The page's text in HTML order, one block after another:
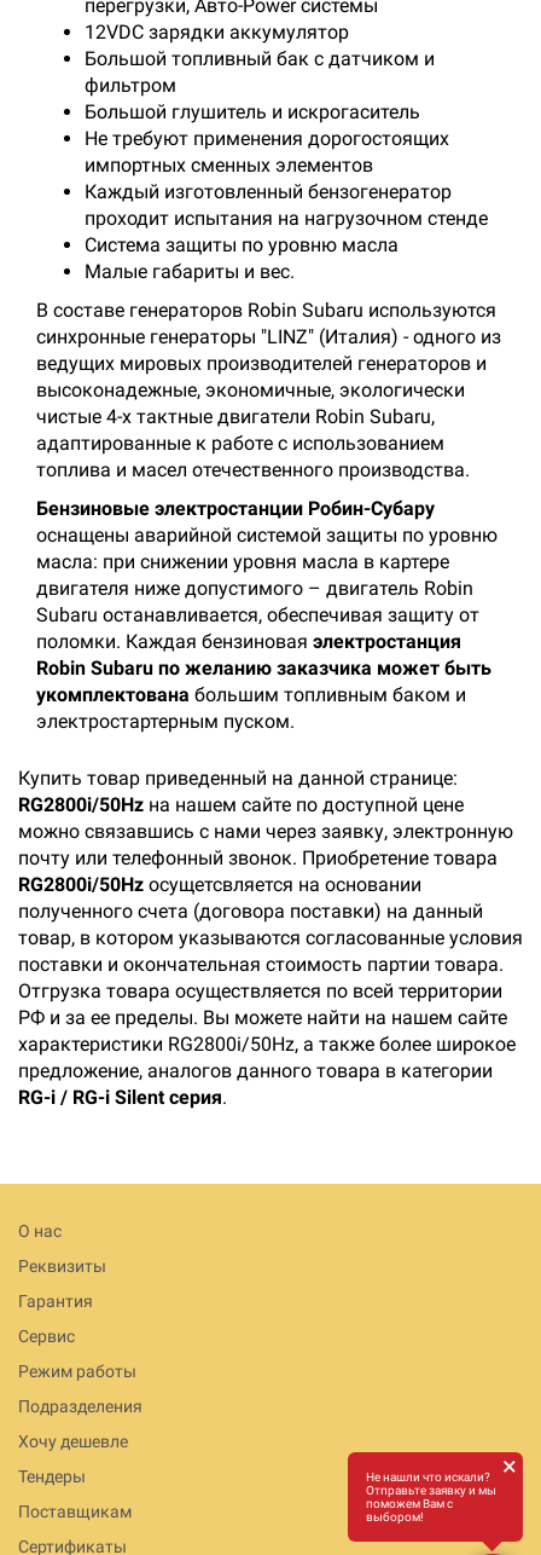
перегрузки, Авто-Power системы
12VDC зарядки аккумулятор
Большой топливный бак с датчиком и
фильтром
Большой глушитель и искрогаситель
Не требуют применения дорогостоящих
импортных сменных элементов
Каждый изготовленный бензогенератор
проходит испытания на нагрузочном стенде
Система защиты по уровню масла
Малые габариты и вес.
В составе генераторов Robin Subaru используются
синхронные генераторы "LINZ" (Италия) - одного из
ведущих мировых производителей генераторов и
высоконадежные, экономичные, экологически
чистые 4-х тактные двигатели Robin Subaru,
адаптированные к работе с использованием
топлива и масел отечественного производства.
Бензиновые электростанции Робин-Субару
оснащены аварийной системой защиты по уровню
масла: при снижении уровня масла в картере
двигателя ниже допустимого – двигатель Robin
Subaru останавливается, обеспечивая защиту от
поломки. Каждая бензиновая электростанция
Robin Subaru по желанию заказчика может быть
укомплектована большим топливным баком и
электростартерным пуском.
Купить товар приведенный на данной странице:
RG2800i/50Hz на нашем сайте по доступной цене
можно связавшись с нами через заявку, электронную
почту или телефонный звонок. Приобретение товара
RG2800i/50Hz осущетсвляется на основании
полученного счета (договора поставки) на данный
товар, в котором указываются согласованные условия
поставки и окончательная стоимость партии товара.
Отгрузка товара осуществляется по всей территории
РФ и за ее пределы. Вы можете найти на нашем сайте
характеристики RG2800i/50Hz, а также более широкое
предложение, аналогов данного товара в категории
RG-i / RG-i Silent серия.
О нас
Реквизиты
Гарантия
Сервис
Режим работы
Подразделения
Хочу дешевле
Тендеры
Поставщикам
Сертификаты
Не нашли что искали?
Отправьте заявку и мы
поможем Вам с
выбором!
×